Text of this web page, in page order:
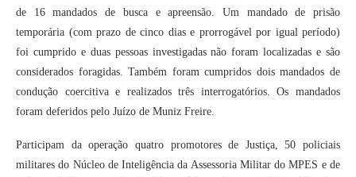
de 16 mandados de busca e apreensão. Um mandado de prisão
temporária (com prazo de cinco dias e prorrogável por igual período)
foi cumprido e duas pessoas investigadas não foram localizadas e são
considerados foragidas. Também foram cumpridos dois mandados de
condução coercitiva e realizados três interrogatórios. Os mandados
foram deferidos pelo Juízo de Muniz Freire.
Participam da operação quatro promotores de Justiça, 50 policiais
militares do Núcleo de Inteligência da Assessoria Militar do MPES e de